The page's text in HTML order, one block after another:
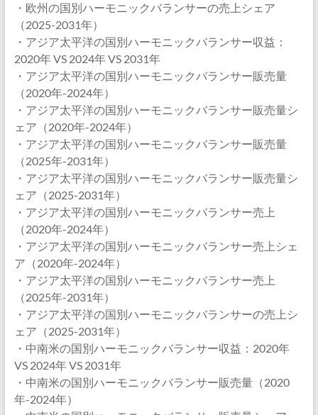
・欧州の国別ハーモニックバランサーの売上シェア
（2025-2031年）
・アジア太平洋の国別ハーモニックバランサー収益：
2020年 VS 2024年 VS 2031年
・アジア太平洋の国別ハーモニックバランサー販売量
（2020年-2024年）
・アジア太平洋の国別ハーモニックバランサー販売量シ
ェア（2020年-2024年）
・アジア太平洋の国別ハーモニックバランサー販売量
（2025年-2031年）
・アジア太平洋の国別ハーモニックバランサー販売量シ
ェア（2025-2031年）
・アジア太平洋の国別ハーモニックバランサー売上
（2020年-2024年）
・アジア太平洋の国別ハーモニックバランサー売上シェ
ア（2020年-2024年）
・アジア太平洋の国別ハーモニックバランサー売上
（2025年-2031年）
・アジア太平洋の国別ハーモニックバランサーの売上シ
ェア（2025-2031年）
・中南米の国別ハーモニックバランサー収益：2020年
VS 2024年 VS 2031年
・中南米の国別ハーモニックバランサー販売量（2020
年-2024年）